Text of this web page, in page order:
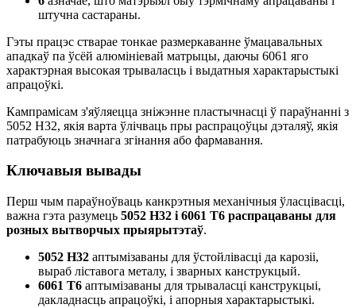
штучна састараны.
Гэты працэс стварае тонкае размеркаванне ўмацавальных
ападкаў па ўсёй алюмініевай матрыцы, даючы 6061 яго
характэрная высокая трываласць і выдатныя характарыстыкі
апрацоўкі.
Кампрамісам з'яўляецца зніжэнне пластычнасці ў параўнанні з
5052 H32, якія варта ўлічваць пры распрацоўцы дэталяў, якія
патрабуюць значнага згінання або фармавання.
Ключавыя вывады
Перш чым параўноўваць канкрэтныя механічныя ўласцівасці,
важна гэта разумець 5052 H32 і 6061 T6 распрацаваны для
розных вытворчых прыярытэтаў.
5052 H32 аптымізаваны для ўстойлівасці да карозіі,
выраб ліставога металу, і зварных канструкцый.
6061 Т6 аптымізаваны для трываласці канструкцыі,
дакладнасць апрацоўкі, і апорныя характарыстыкі.